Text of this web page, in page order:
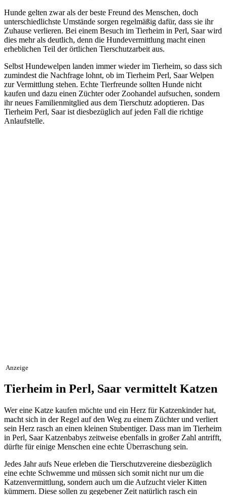
Hunde gelten zwar als der beste Freund des Menschen, doch
unterschiedlichste Umstände sorgen regelmäßig dafür, dass sie ihr
Zuhause verlieren. Bei einem Besuch im Tierheim in Perl, Saar wird
dies mehr als deutlich, denn die Hundevermittlung macht einen
erheblichen Teil der örtlichen Tierschutzarbeit aus.
Selbst Hundewelpen landen immer wieder im Tierheim, so dass sich
zumindest die Nachfrage lohnt, ob im Tierheim Perl, Saar Welpen
zur Vermittlung stehen. Echte Tierfreunde sollten Hunde nicht
kaufen und dazu einen Züchter oder Zoohandel aufsuchen, sondern
ihr neues Familienmitglied aus dem Tierschutz adoptieren. Das
Tierheim Perl, Saar ist diesbezüglich auf jeden Fall die richtige
Anlaufstelle.
Anzeige
Tierheim in Perl, Saar vermittelt Katzen
Wer eine Katze kaufen möchte und ein Herz für Katzenkinder hat,
macht sich in der Regel auf den Weg zu einem Züchter und verliert
sein Herz rasch an einen kleinen Stubentiger. Dass man im Tierheim
in Perl, Saar Katzenbabys zeitweise ebenfalls in großer Zahl antrifft,
dürfte für einige Menschen eine echte Überraschung sein.
Jedes Jahr aufs Neue erleben die Tierschutzvereine diesbezüglich
eine echte Schwemme und müssen sich somit nicht nur um die
Katzenvermittlung, sondern auch um die Aufzucht vieler Kitten
kümmern. Diese sollen zu gegebener Zeit natürlich rasch ein